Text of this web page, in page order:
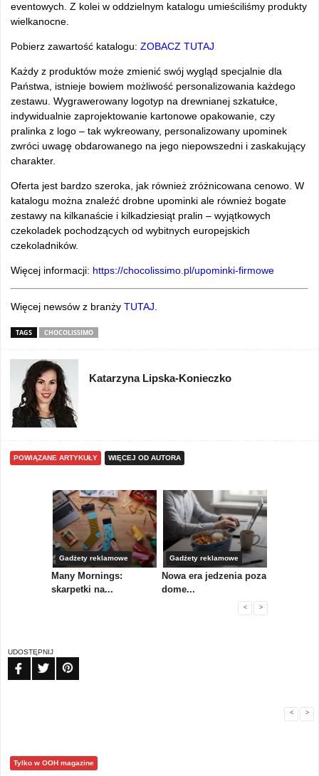
eventowych. Z kolei w oddzielnym katalogu umieściliśmy produkty
wielkanocne.
Pobierz zawartość katalogu: ZOBACZ TUTAJ
Każdy z produktów może zmienić swój wygląd specjalnie dla
Państwa, istnieje bowiem możliwość personalizowania każdego
zestawu. Wygrawerowany logotyp na drewnianej szkatułce,
indywidualnie zaprojektowanie kartonowe opakowanie, czy
pralinka z logo – tak wykreowany, personalizowany upominek
zwróci uwagę obdarowanego na jego niepowszedni i zaskakujący
charakter.
Oferta jest bardzo szeroka, jak również zróżnicowana cenowo. W
katalogu można znaleźć drobne upominki ale również bogate
zestawy na kilkanaście i kilkadziesiąt pralin – wyjątkowych
czekoladek pochodzących od wybitnych europejskich
czekoladników.
Więcej informacji: https://chocolissimo.pl/upominki-firmowe
Więcej newsów z branży TUTAJ
TAGS CHOCOLISSIMO
Katarzyna Lipska-Konieczko
POWIĄZANE ARTYKUŁY WIĘCEJ OD AUTORA
Gadżety reklamowe
Many Mornings:
skarpetki na...
Gadżety reklamowe
Nowa era jedzenia poza
dome...
< >
UDOSTĘPNIJ
< >
Tylko w OOH magazine